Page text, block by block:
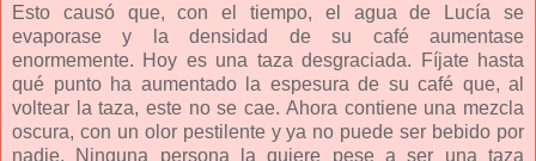
Esto causó que, con el tiempo, el agua de Lucía se
evaporase y la densidad de su café aumentase
enormemente. Hoy es una taza desgraciada. Fíjate hasta
qué punto ha aumentado la espesura de su café que, al
voltear la taza, este no se cae. Ahora contiene una mezcla
oscura, con un olor pestilente y ya no puede ser bebido por
nadie. Ninguna persona la quiere pese a ser una taza